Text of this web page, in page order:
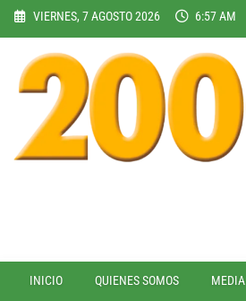
Skip
content
VIERNES, 7 AGOSTO 2026 6:57 AM
INICIO QUIENES SOMOS